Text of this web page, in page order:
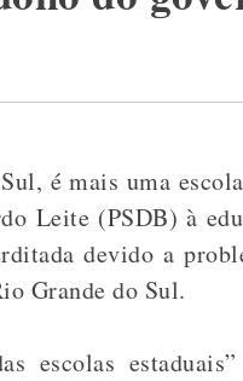
é mais uma
Leite (PSDB) à
devido a
Grande do Sul.
escolas